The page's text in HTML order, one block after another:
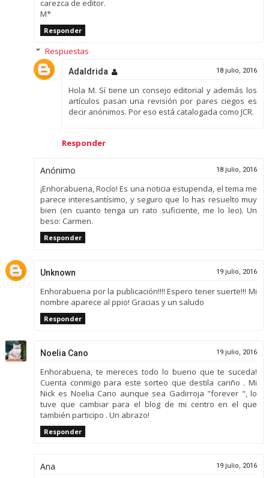
carezca de editor.
M*
Responder
Respuestas
Adaldrida 18 julio, 2016
Hola M. Sí tiene un consejo editorial y además los
artículos pasan una revisión por pares ciegos es
decir anónimos. Por eso está catalogada como JCR.
Responder
Anónimo 18 julio, 2016
¡Enhorabuena, Rocío! Es una noticia estupenda, el tema me
parece interesantísimo, y seguro que lo has resuelto muy
bien (en cuanto tenga un rato suficiente, me lo leo). Un
beso: Carmen.
Responder
Unknown 19 julio, 2016
Enhorabuena por la publicación!!!! Espero tener suerte!!! Mi
nombre aparece al ppio! Gracias y un saludo
Responder
Noelia Cano 19 julio, 2016
Enhorabuena, te mereces todo lo bueno que te suceda!
Cuenta conmigo para este sorteo que destila cariño . Mi
Nick es Noelia Cano aunque sea Gadirroja "forever ", lo
tuve que cambiar para el blog de mi centro en el que
también participo . Un abrazo!
Responder
Ana 19 julio, 2016